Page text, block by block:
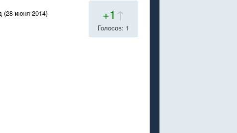
(28 июня 2014)
+1 ↑
Голосов: 1